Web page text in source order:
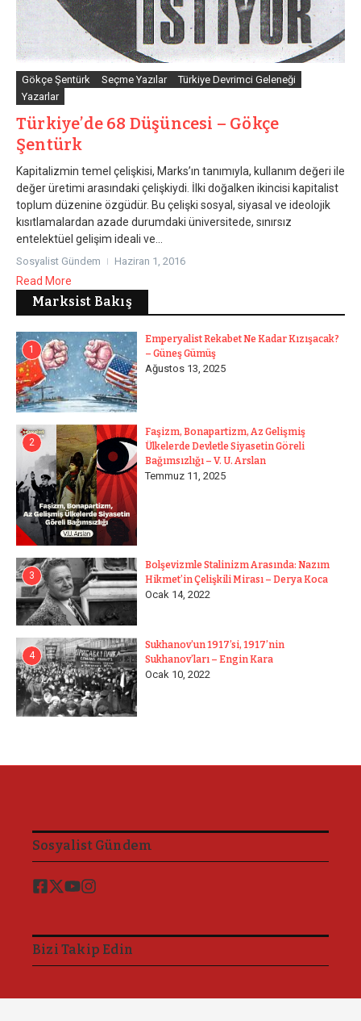
Gökçe Şentürk Seçme Yazılar
Türkiye Devrimci Geleneği
Yazarlar
Türkiye’de 68 Düşüncesi – Gökçe
Şentürk
Kapitalizmin temel çelişkisi, Marks’ın tanımıyla, kullanım değeri ile
değer üretimi arasındaki çelişkiydi. İlki doğalken ikincisi kapitalist
toplum düzenine özgüdür. Bu çelişki sosyal, siyasal ve ideolojik
kısıtlamalardan azade durumdaki üniversitede, sınırsız
entelektüel gelişim ideali ve...
Sosyalist Gündem Haziran 1, 2016
Read More
Marksist Bakış
1
Emperyalist Rekabet Ne Kadar Kızışacak?
– Güneş Gümüş
Ağustos 13, 2025
2
Faşizm, Bonapartizm, Az Gelişmiş
Ülkelerde Devletle Siyasetin Göreli
Bağımsızlığı – V. U. Arslan
Temmuz 11, 2025
3
Bolşevizmle Stalinizm Arasında: Nazım
Hikmet’in Çelişkili Mirası – Derya Koca
Ocak 14, 2022
4
Sukhanov’un 1917’si, 1917’nin
Sukhanov’ları – Engin Kara
Ocak 10, 2022
Sosyalist Gündem
Bizi Takip Edin